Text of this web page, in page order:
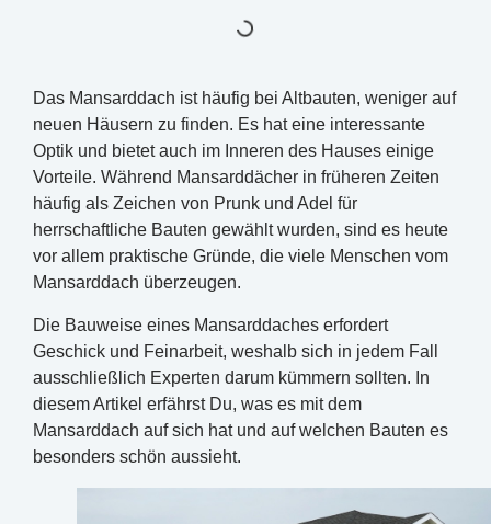
Das Mansarddach ist häufig bei Altbauten, weniger auf
neuen Häusern zu finden. Es hat eine interessante
Optik und bietet auch im Inneren des Hauses einige
Vorteile. Während Mansarddächer in früheren Zeiten
häufig als Zeichen von Prunk und Adel für
herrschaftliche Bauten gewählt wurden, sind es heute
vor allem praktische Gründe, die viele Menschen vom
Mansarddach überzeugen.
Die Bauweise eines Mansarddaches erfordert
Geschick und Feinarbeit, weshalb sich in jedem Fall
ausschließlich Experten darum kümmern sollten. In
diesem Artikel erfährst Du, was es mit dem
Mansarddach auf sich hat und auf welchen Bauten es
besonders schön aussieht.